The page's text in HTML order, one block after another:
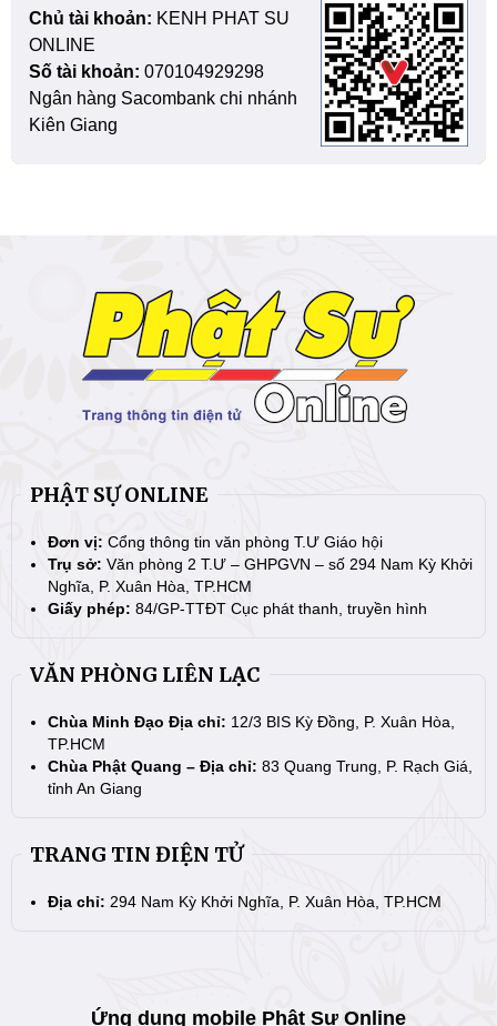
Chủ tài khoản: KENH PHAT SU
ONLINE
Số tài khoản: 070104929298
Ngân hàng Sacombank chi nhánh
Kiên Giang
PHẬT SỰ ONLINE
Đơn vị: Cổng thông tin văn phòng T.Ư Giáo hội
Trụ sở: Văn phòng 2 T.Ư – GHPGVN – số 294 Nam Kỳ Khởi
Nghĩa, P. Xuân Hòa, TP.HCM
Giấy phép: 84/GP-TTĐT Cục phát thanh, truyền hình
VĂN PHÒNG LIÊN LẠC
Chùa Minh Đạo Địa chỉ: 12/3 BIS Kỳ Đồng, P. Xuân Hòa,
TP.HCM
Chùa Phật Quang – Địa chỉ: 83 Quang Trung, P. Rạch Giá,
tỉnh An Giang
TRANG TIN ĐIỆN TỬ
Địa chỉ: 294 Nam Kỳ Khởi Nghĩa, P. Xuân Hòa, TP.HCM
Ứng dụng mobile Phật Sự Online